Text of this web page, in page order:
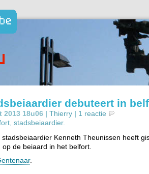
debuteert in
2013 18u06 | Thierry | 1 reactie
stadsbeiaardier.
stadsbeiaardier Kenneth Theunissen heeft
de beiaard in het belfort.
.